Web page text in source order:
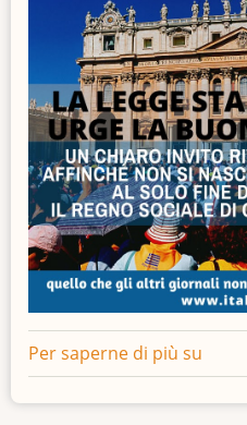
Per saperne di più su
legge
sta